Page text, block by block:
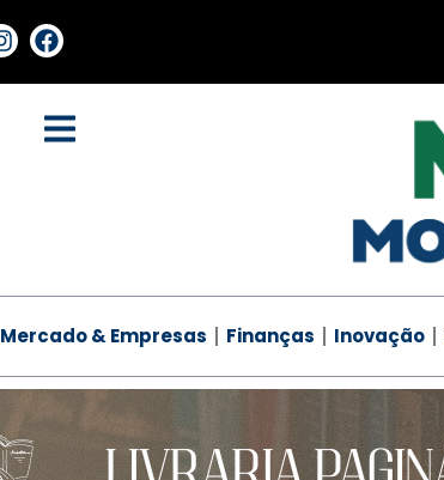
Mercado & Empresas Finanças Inovação